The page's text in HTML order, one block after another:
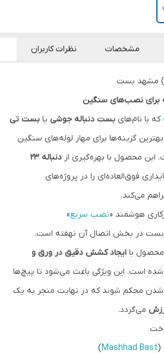
مشخصات نظرات کاربران
برای نصب‌های سنگین
که با نام‌های بست دنباله جوشی یا بست تی
گزینه‌ها برای مهار لوله‌های سنگین
محصول با بهره‌گیری از
دنباله ۲۳
فوق‌العاده‌ای را در پروژه‌های
می‌کند.
هوشمند «نصب سریع»
بست در بخش اتصال آن نهفته است.
محصول با ایجاد کشش دقیق در ورق و
است. این ویژگی باعث می‌شود تا پیچ‌ها
شدن محکم شوند که در نهایت منجر به یک
می‌گردد.
(
Mashhad Bast
)